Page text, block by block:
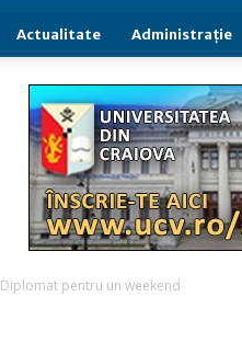
Actualitate Administraţie
Diplomat pentru un weekend